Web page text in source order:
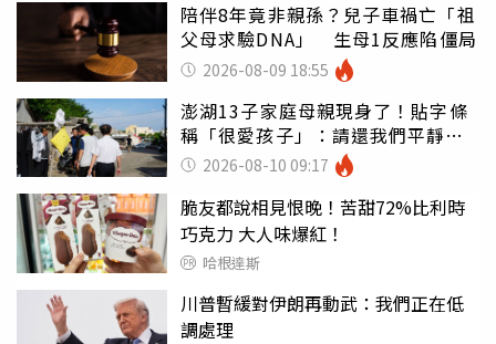
陪伴8年竟非親孫？兒子車禍亡「祖
父母求驗DNA」 生母1反應陷僵局
2026-08-09 18:55
澎湖13子家庭母親現身了！貼字條
稱「很愛孩子」：請還我們平靜生
活 2026-08-10 09:17
脆友都說相見恨晚！苦甜72%比利時
巧克力 大人味爆紅！
哈根達斯
川普暫緩對伊朗再動武：我們正在低
調處理